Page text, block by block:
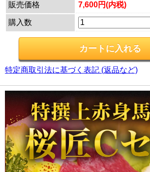
販売価格 7,600円(内税)
購入数
特定商取引法に基づく表記 (返品など)